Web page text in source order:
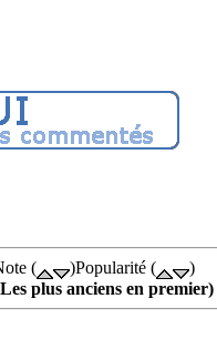
( )Popularité (
)
plus anciens en premier)